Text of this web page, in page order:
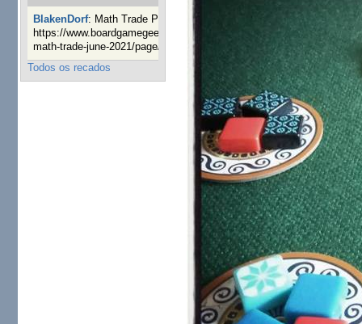
BlakenDorf: Math Trade Portuguesa a decorrer. Aqui:
https://www.boardgamegeek.com/geeklist/286035/portugal-
math-trade-june-2021/page/1
1 ano 9 semanas atrás
Todos os recados